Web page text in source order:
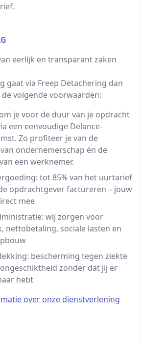
eerlijk en transparant zaken
gaat via Freep Detachering dan
volgende voorwaarden:
je voor de duur van je opdracht
een eenvoudige Delance-
Zo profiteer je van de
ondernemerschap én de
een werknemer.
tot 85% van het uurtarief
opdrachtgever factureren – jouw
mee
wij zorgen voor
nettobetaling, sociale lasten en
bescherming tegen ziekte
zonder dat jij er
hebt
over onze dienstverlening